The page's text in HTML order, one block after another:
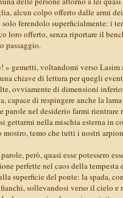
alcun colpo offerto dalle armi
solo ferendolo superficialmente: i
loro offerto, senza riportare il
passaggio.
» gemetti, voltandomi verso Lasim
chiave di lettura per quegli
ovviamente di dimensioni
capace di respingere anche la
nel desiderio farmi rientrare
gettarmi nella mischia esterna in
mostro, temo che tutti i nostri
però, quasi esse potessero
perfette nel caos della
superficie del ponte: la spada,
sollevandosi verso il cielo e